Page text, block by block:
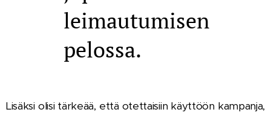
leimautumisen
pelossa.
Lisäksi olisi tärkeää, että otettaisiin käyttöön kampanja,